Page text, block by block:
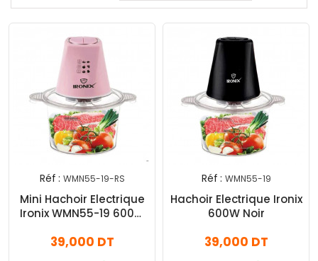
Réf : WMN55-19-RS
Mini Hachoir Electrique
Ironix WMN55-19 600W
39,000 DT
Réf : WMN55-19
Hachoir Electrique Ironix
600W Noir
39,000 DT